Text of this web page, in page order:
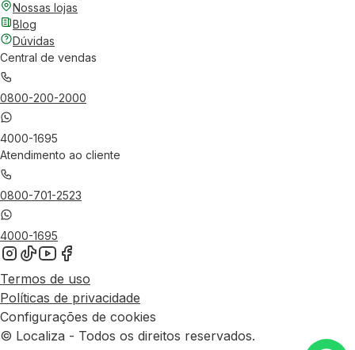
Nossas lojas
Blog
Dúvidas
Central de vendas
0800-200-2000
4000-1695
Atendimento ao cliente
0800-701-2523
4000-1695
Termos de uso
Políticas de privacidade
Configurações de cookies
© Localiza - Todos os direitos reservados.